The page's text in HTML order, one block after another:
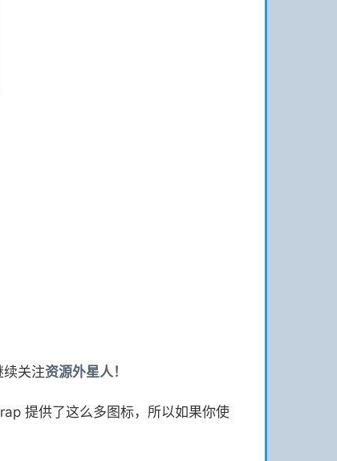
续关注资源外星人！
提供了这么多图标，所以如果你使